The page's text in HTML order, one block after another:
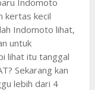
kertas kecil
Indomoto lihat,
untuk
lihat itu tanggal
Sekarang kan
lebih dari 4